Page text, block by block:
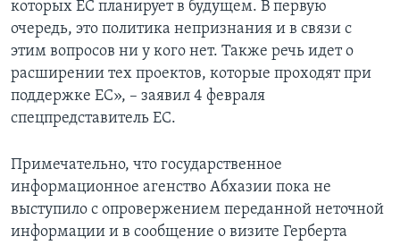
которых ЕС планирует в будущем. В первую
очередь, это политика непризнания и в связи с
этим вопросов ни у кого нет. Также речь идет о
расширении тех проектов, которые проходят при
поддержке ЕС», – заявил 4 февраля
спецпредставитель ЕС.
Примечательно, что государственное
информационное агенство Абхазии пока не
выступило с опровержением переданной неточной
информации и в сообщение о визите Герберта